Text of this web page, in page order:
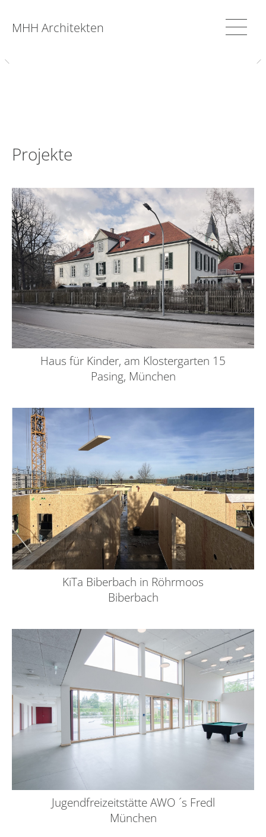
MHH Architekten
Projekte
Haus für Kinder, am Klostergarten 15
Pasing, München
KiTa Biberbach in Röhrmoos
Biberbach
Jugendfreizeitstätte AWO ´s Fredl
München